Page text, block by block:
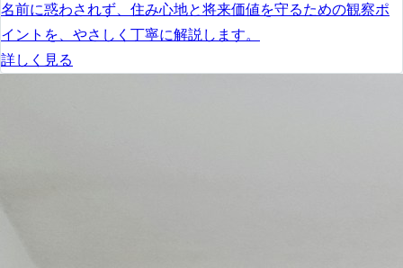
名前に惑わされず、住み心地と将来価値を守るための観察ポ
イントを、やさしく丁寧に解説します。
詳しく見る